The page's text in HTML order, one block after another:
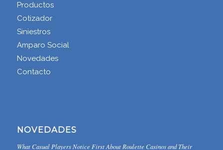
Productos
Cotizador
Siniestros
Amparo Social
Novedades
Contacto
NOVEDADES
What Casual Players Notice First About Roulette Casinos and Their